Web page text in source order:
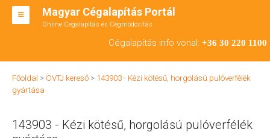
Magyar Cégalapítás Portál
Online Cégalapítás és Cégmódosítás
Cégalapítás info vonal: +36 30 220 1100
BT ALAPÍTÁS
RT ALAPÍTÁS
ÁTALAKULÁS
Főoldal > ÖVTJ kereső > 143903 - Kézi kötésű, horgolású pulóverfélék
gyártása
143903 - Kézi kötésű, horgolású pulóverfélék